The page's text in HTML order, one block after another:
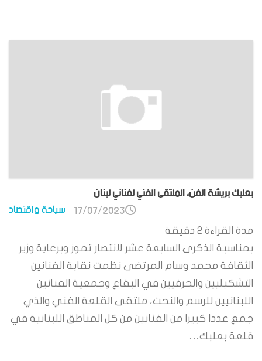
بعلبك بريشة الفن، الملتقى الفني لفناني لبنان
سياحة واقتصاد 17/07/2023
مدة القراءة 2 دقيقة
بمناسبة الذكرى السابعة عشر لانتصار تموز وبرعاية وزير
الثقافة محمد وسام المرتضى نظمت نقابة الفنانين
التشكيليين والحرفيين في البقاع وجمعية الفنانين
اللبنانيين للرسم والنحت، ملتقى القلعة الفني والذي
جمع عددا كبيرا من الفنانين من كل المناطق اللبنانية في
قلعة بعلبك…